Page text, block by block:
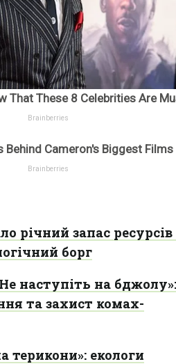
річний запас ресурсів
борг
наступіть на бджолу»:
та захист комах-
терикони»: екологи